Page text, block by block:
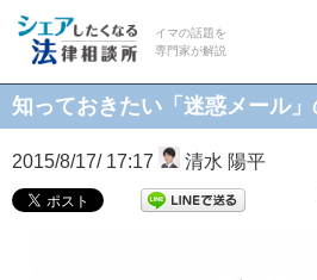
イマの話題を
専門家が解説
知っておきたい「迷惑メール
2015/8/17/ 17:17 清水 陽平